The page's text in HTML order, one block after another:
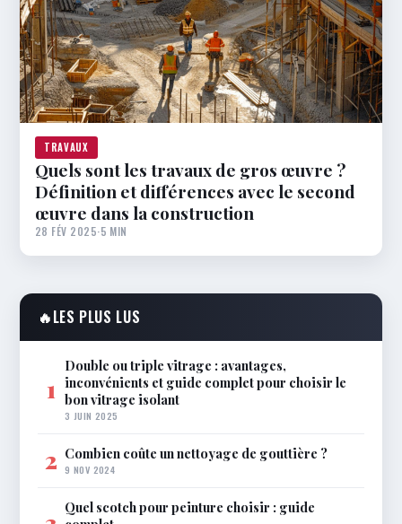
TRAVAUX
Quels sont les travaux de gros œuvre ?
Définition et différences avec le second
œuvre dans la construction
28 FÉV 2025·5 MIN
🔥LES PLUS LUS
1
Double ou triple vitrage : avantages,
inconvénients et guide complet pour choisir le
bon vitrage isolant
3 JUIN 2025
2 Combien coûte un nettoyage de gouttière ?
9 NOV 2024
Quel scotch pour peinture choisir : guide